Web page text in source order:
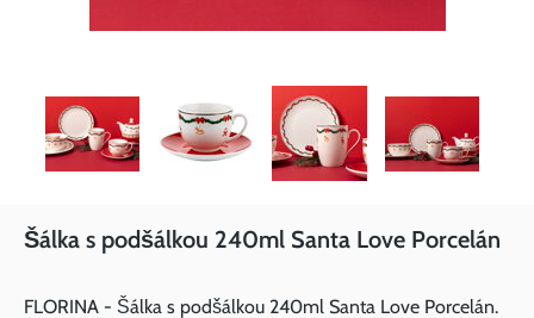
Šálka s podšálkou 240ml Santa Love Porcelán
FLORINA - Šálka s podšálkou 240ml Santa Love Porcelán.